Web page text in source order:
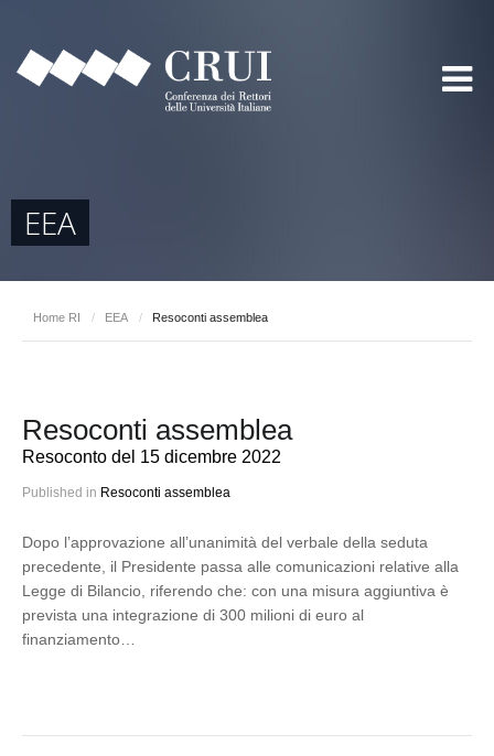
EEA
Home RI / EEA / Resoconti assemblea
Resoconti assemblea
Resoconto del 15 dicembre 2022
Published in Resoconti assemblea
Dopo l’approvazione all’unanimità del verbale della seduta
precedente, il Presidente passa alle comunicazioni relative alla
Legge di Bilancio, riferendo che: con una misura aggiuntiva è
prevista una integrazione di 300 milioni di euro al
finanziamento…